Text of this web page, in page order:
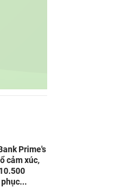
Prime's
cảm xúc,